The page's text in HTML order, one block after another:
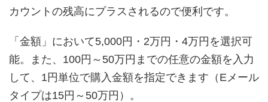
カウントの残高にプラスされるので便利です。
「金額」において5,000円・2万円・4万円を選択可
能。また、100円～50万円までの任意の金額を入力
して、1円単位で購入金額を指定できます（Eメール
タイプは15円～50万円）。